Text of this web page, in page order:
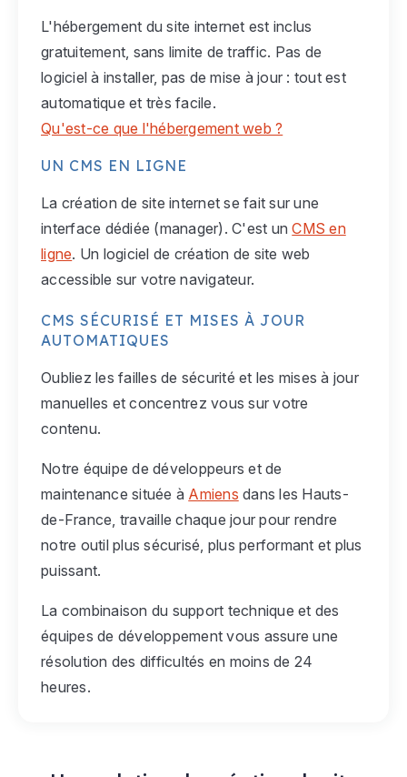
L'hébergement du site internet est inclus
gratuitement, sans limite de traffic. Pas de
logiciel à installer, pas de mise à jour : tout est
automatique et très facile.
Qu'est-ce que l'hébergement web ?
UN CMS EN LIGNE
La création de site internet se fait sur une
interface dédiée (manager). C'est unCMS en
ligne. Un logiciel de création de site web
accessible sur votre navigateur.
CMS SÉCURISÉ ET MISES À JOUR
AUTOMATIQUES
Oubliez les failles de sécurité et les mises à jour
manuelles et concentrez vous sur votre
contenu.
Notre équipe de développeurs et de
maintenance située à Amiens dans les Hauts-
de-France, travaille chaque jour pour rendre
notre outil plus sécurisé, plus performant et plus
puissant.
La combinaison du support technique et des
équipes de développement vous assure une
résolution des difficultés en moins de 24
heures.